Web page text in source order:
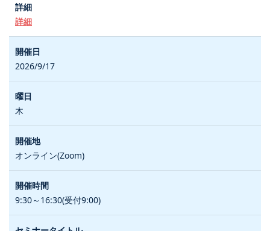
詳細
2026/9/17
木
オンライン(Zoom)
9:30～16:30(受付9:00)